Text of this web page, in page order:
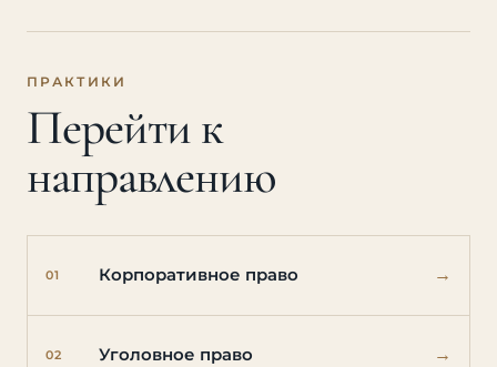
ПРАКТИКИ
Перейти к
направлению
01 Корпоративное право →
02 Уголовное право →